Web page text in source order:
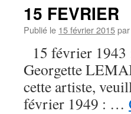
15 FEVRIER
Publié le 15 février 2015par
15 février 1943
Georgette
cette artiste,
février 1949 : …